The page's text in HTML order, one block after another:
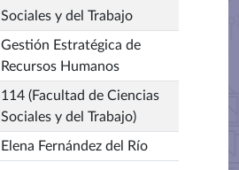
Sociales y del Trabajo
Gestión Estratégica de
Recursos Humanos
114 (Facultad de Ciencias
Sociales y del Trabajo)
Elena Fernández del Río